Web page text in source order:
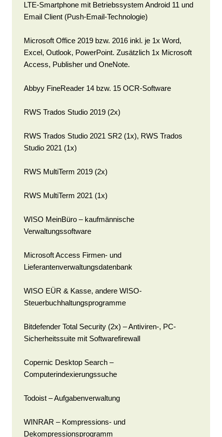
LTE-Smartphone mit Betriebssystem Android 11 und
Email Client (Push-Email-Technologie)
Microsoft Office 2019 bzw. 2016 inkl. je 1x Word,
Excel, Outlook, PowerPoint. Zusätzlich 1x Microsoft
Access, Publisher und OneNote.
Abbyy FineReader 14 bzw. 15 OCR-Software
RWS Trados Studio 2019 (2x)
RWS Trados Studio 2021 SR2 (1x), RWS Trados
Studio 2021 (1x)
RWS MultiTerm 2019 (2x)
RWS MultiTerm 2021 (1x)
WISO MeinBüro – kaufmännische
Verwaltungssoftware
Microsoft Access Firmen- und
Lieferantenverwaltungsdatenbank
WISO EÜR & Kasse, andere WISO-
Steuerbuchhaltungsprogramme
Bitdefender Total Security (2x) – Antiviren-, PC-
Sicherheitssuite mit Softwarefirewall
Copernic Desktop Search –
Computerindexierungssuche
Todoist – Aufgabenverwaltung
WINRAR – Kompressions- und
Dekompressionsprogramm